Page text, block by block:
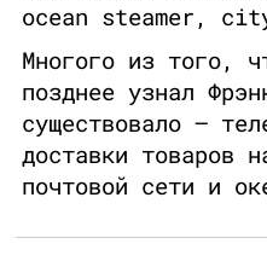
ocean steamer,
Многого из того,
позднее узнал
существовало —
доставки товаров
почтовой сети и